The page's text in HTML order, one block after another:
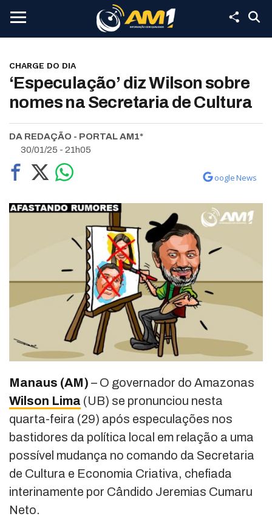
CHARGE DO DIA
‘Especulação’ diz Wilson sobre
nomes na Secretaria de Cultura
DA REDAÇÃO - PORTAL AM1*
30/01/25 - 21h05
oogle News
Manaus (AM) – O governador do Amazonas
Wilson Lima (UB) se pronunciou nesta
quarta-feira (29) após especulações nos
bastidores da política local em relação a uma
possível mudança no comando da Secretaria
de Cultura e Economia Criativa, chefiada
interinamente por Cândido Jeremias Cumaru
Neto.